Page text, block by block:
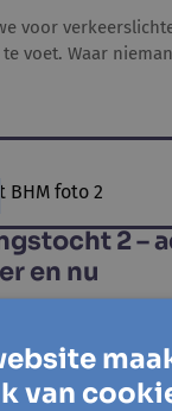
voor
voet. Waar
2 –
en nu
in de stad. Er
en allemaal
van